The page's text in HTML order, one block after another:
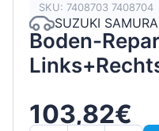
SKU: 7408703 7408704
SUZUKI
Boden-
103,82€